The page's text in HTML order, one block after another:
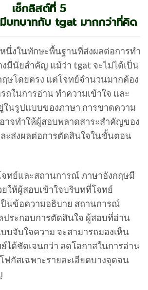
เช็กลิสต์ที่ 5
บทบาทกับ tgat มากกว่าที่คิด
นึ่งในทักษะพื้นฐานที่ส่งผลต่อการทำ
มีนัยสำคัญ แม้ว่า tgat จะไม่ได้เป็น
ษโดยตรง แต่โจทย์จำนวนมากต้อง
ถในการอ่าน ทำความเข้าใจ และ
นรูปแบบของภาษา การขาดความ
าจทำให้ผู้สอบพลาดสาระสำคัญของ
ะส่งผลต่อการตัดสินใจในขั้นตอน
ทย์และสถานการณ์ ภาษาอังกฤษมี
ให้ผู้สอบเข้าใจบริบทที่โจทย์
ป็นข้อความอธิบาย สถานการณ์
ประกอบการตัดสินใจ ผู้สอบที่อ่าน
บจับใจความ จะสามารถมองเห็น
ได้ชัดเจนกว่า ลดโอกาสในการอ่าน
ฟกัสเฉพาะรายละเอียดบางจุดจน